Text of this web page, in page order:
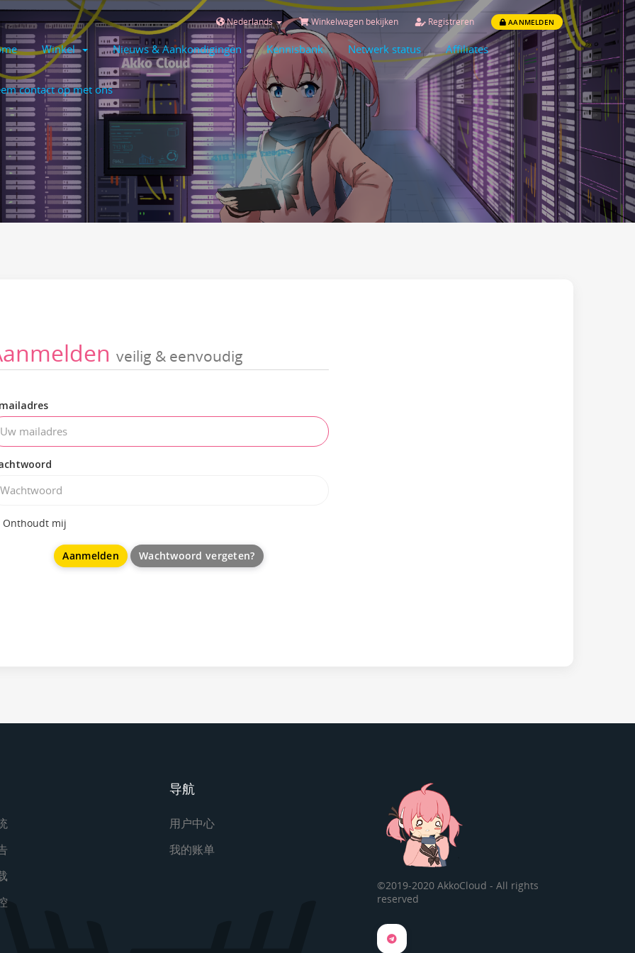
Nederlands Winkelwagen bekijken Registreren AANMELDEN
Winkel Nieuws & Aankondigingen Kennisbank Netwerk status Affiliates
contact op met ons
veilig & eenvoudig
Onthoudt mij
Wachtwoord vergeten?
导航
用户中心
我的账单
©2019-2020 AkkoCloud - All rights
reserved